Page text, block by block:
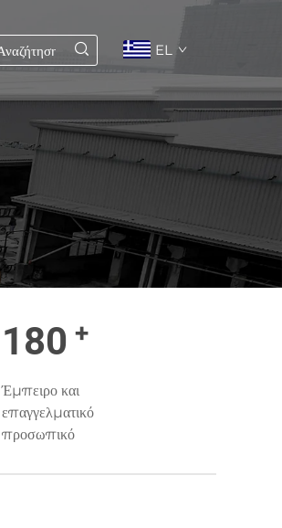
EL
180 +
Έμπειρο και
επαγγελματικό
προσωπικό